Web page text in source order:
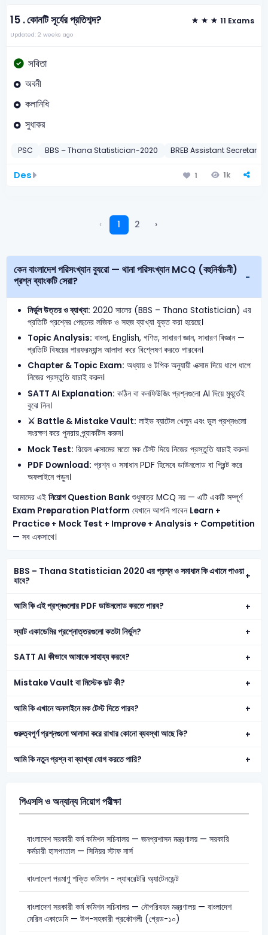
15 .কোনটি সূর্যের প্রতিশব্দ? 11 Exams
Updated: 2 weeks ago
সবিতা
অবনী
কলানিধি
সুধাকর
PSC BBS – Thana Statistician-2020 BREB Assistant
Des 1 1k
‹ 1 2 ›
কেন বাংলাদেশ পরিসংখ্যান ব্যুরো — থানা পরিসংখ্যান MCQ (বহুনির্বাচনী)
প্রশ্ন ব্যাংকটি সেরা?
নির্ভুল উত্তর ও ব্যাখ্যা: 2020 সালের (BBS – Thana Statistician) এর
প্রতিটি প্রশ্নের পেছনের লজিক ও সহজ ব্যাখ্যা যুক্ত করা হয়েছে।
Topic Analysis: বাংলা, English, গণিত, সাধারণ জ্ঞান, সাধারণ বিজ্ঞান —
প্রতিটি বিষয়ের পারফরম্যান্স আলাদা করে বিশ্লেষণ করতে পারবেন।
Chapter & Topic Exam: অধ্যায় ও টপিক অনুযায়ী এক্সাম দিয়ে ধাপে ধাপে
নিজের প্রস্তুতি যাচাই করুন।
SATT AI Explanation: কঠিন বা কনফিউজিং প্রশ্নগুলো AI দিয়ে মুহূর্তেই
বুঝে নিন।
⚔️ Battle & Mistake Vault: লাইভ ব্যাটেল খেলুন এবং ভুল প্রশ্নগুলো
সংরক্ষণ করে পুনরায় প্র্যাকটিস করুন।
Mock Test: রিয়েল এক্সামের মতো মক টেস্ট দিয়ে নিজের প্রস্তুতি যাচাই করুন।
PDF Download: প্রশ্ন ও সমাধান PDF হিসেবে ডাউনলোড বা প্রিন্ট করে
অফলাইনে পড়ুন।
আমাদের এই নিয়োগ Question Bankশুধুমাত্র MCQ নয় — এটি একটি সম্পূর্ণ
Exam Preparation Platform যেখানে আপনি পাবেন Learn +
Practice + Mock Test + Improve + Analysis + Competition
— সব একসাথে।
BBS – Thana Statistician 2020 এর প্রশ্ন ও সমাধান কি এখানে পাওয়া
যাবে?
আমি কি এই প্রশ্নগুলোর PDF ডাউনলোড করতে পারব?
স্যাট একাডেমির প্রশ্নোত্তরগুলো কতটা নির্ভুল?
SATT AI কীভাবে আমাকে সাহায্য করবে?
Mistake Vault বা মিস্টেক ভল্ট কী?
আমি কি এখানে অনলাইনে মক টেস্ট দিতে পারব?
গুরুত্বপূর্ণ প্রশ্নগুলো আলাদা করে রাখার কোনো ব্যবস্থা আছে কি?
আমি কি নতুন প্রশ্ন বা ব্যাখ্যা যোগ করতে পারি?
পিএসসি ও অন্যান্য নিয়োগ পরীক্ষা
বাংলাদেশ সরকারী কর্ম কমিশন সচিবালয় — জনপ্রশাসন মন্ত্রণালয় — সরকারি
কর্মচারী হাসপাতাল — সিনিয়র স্টাফ নার্স
বাংলাদেশ পরমাণু শক্তি কমিশন - ল্যাবরেটরি অ্যাটেনডেন্ট
বাংলাদেশ সরকারী কর্ম কমিশন সচিবালয় — নৌপরিবহন মন্ত্রণালয় — বাংলাদেশ
মেরিন একাডেমি — উপ-সহকারী প্রকৌশলী (গ্রেড-১০)